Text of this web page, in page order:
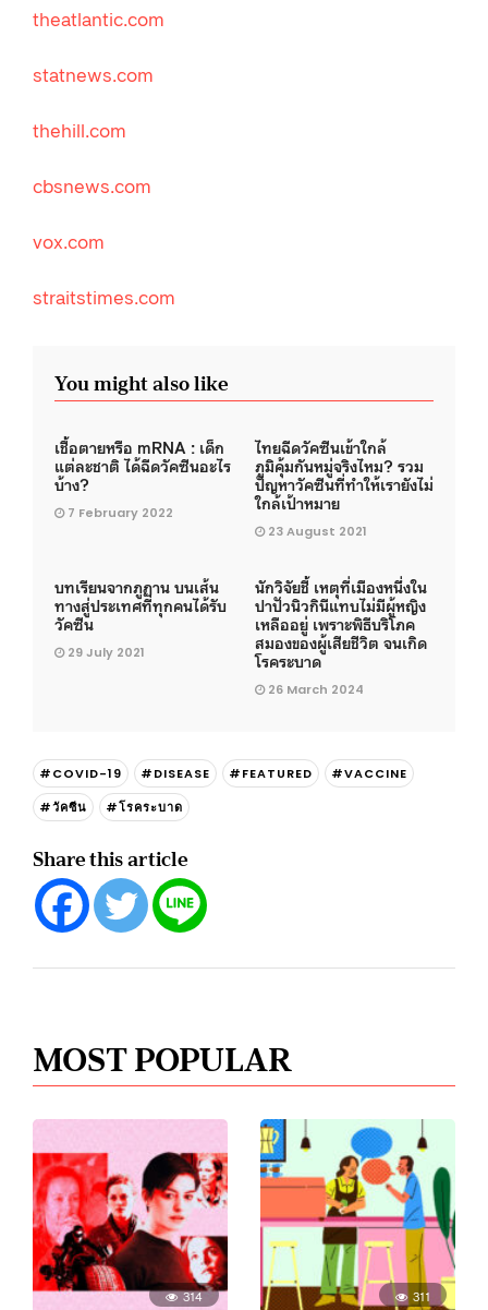
theatlantic.com
statnews.com
thehill.com
cbsnews.com
vox.com
straitstimes.com
You might also like
เชื้อตายหรือ mRNA : เด็ก
แต่ละชาติ ได้ฉีดวัคซีนอะไร
บ้าง?
7 February 2022
ไทยฉีดวัคซีนเข้าใกล้
ภูมิคุ้มกันหมู่จริงไหม? รวม
ปัญหาวัคซีนที่ทำให้เรายังไม่
ใกล้เป้าหมาย
23 August 2021
บทเรียนจากภูฏาน บนเส้น
ทางสู่ประเทศที่ทุกคนได้รับ
วัคซีน
29 July 2021
นักวิจัยชี้ เหตุที่เมืองหนึ่งใน
ปาปัวนิวกินีแทบไม่มีผู้หญิง
เหลืออยู่ เพราะพิธีบริโภค
สมองของผู้เสียชีวิต จนเกิด
โรคระบาด
26 March 2024
#COVID-19 #DISEASE #FEATURED
#VACCINE
#วัคซีน
#โรคระบาด
Share this article
MOST POPULAR
314 311